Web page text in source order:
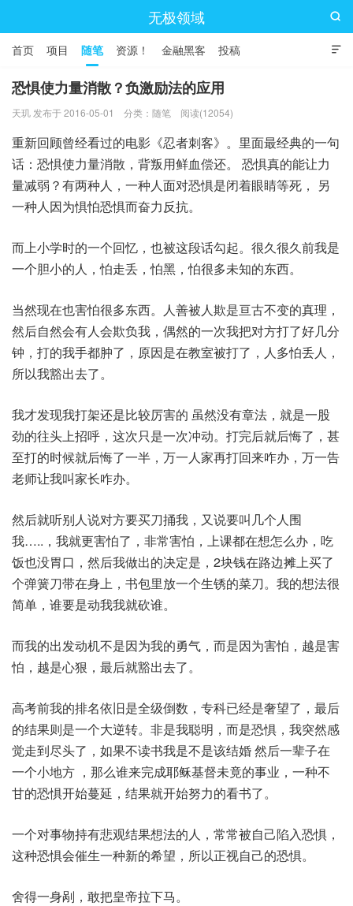
无极领域

首页 项目 随笔 资源！ 金融黑客 投稿

恐惧使力量消散？负激励法的应用
天玑 发布于 2016-05-01 分类： 随笔 阅读(12054)
重新回顾曾经看过的电影《忍者刺客》。里面最经典的一句
话：恐惧使力量消散，背叛用鲜血偿还。 恐惧真的能让力
量减弱？有两种人，一种人面对恐惧是闭着眼睛等死， 另
一种人因为惧怕恐惧而奋力反抗。
而上小学时的一个回忆，也被这段话勾起。很久很久前我是
一个胆小的人，怕走丢，怕黑，怕很多未知的东西。
当然现在也害怕很多东西。人善被人欺是亘古不变的真理，
然后自然会有人会欺负我，偶然的一次我把对方打了好几分
钟，打的我手都肿了，原因是在教室被打了，人多怕丢人，
所以我豁出去了。
我才发现我打架还是比较厉害的 虽然没有章法，就是一股
劲的往头上招呼，这次只是一次冲动。打完后就后悔了，甚
至打的时候就后悔了一半，万一人家再打回来咋办，万一告
老师让我叫家长咋办。
然后就听别人说对方要买刀捅我，又说要叫几个人围
我…..，我就更害怕了，非常害怕，上课都在想怎么办，吃
饭也没胃口，然后我做出的决定是，2块钱在路边摊上买了
个弹簧刀带在身上，书包里放一个生锈的菜刀。我的想法很
简单，谁要是动我我就砍谁。
而我的出发动机不是因为我的勇气，而是因为害怕，越是害
怕，越是心狠，最后就豁出去了。
高考前我的排名依旧是全级倒数，专科已经是奢望了，最后
的结果则是一个大逆转。非是我聪明，而是恐惧，我突然感
觉走到尽头了，如果不读书我是不是该结婚 然后一辈子在
一个小地方 ，那么谁来完成耶稣基督未竟的事业，一种不
甘的恐惧开始蔓延，结果就开始努力的看书了。
一个对事物持有悲观结果想法的人，常常被自己陷入恐惧，
这种恐惧会催生一种新的希望，所以正视自己的恐惧。
舍得一身剐，敢把皇帝拉下马。